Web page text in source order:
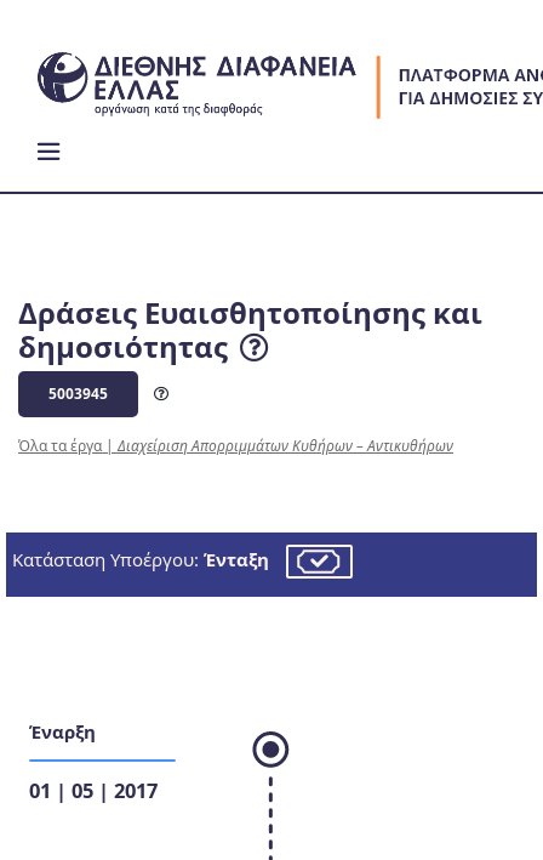
content
Δράσεις Ευαισθητοποίησης και
δημοσιότητας
5003945
Όλα τα έργα|Διαχείριση Απορριμμάτων Κυθήρων – Αντικυθήρων
Κατάσταση Υποέργου: Ένταξη
Έναρξη
01 | 05 | 2017